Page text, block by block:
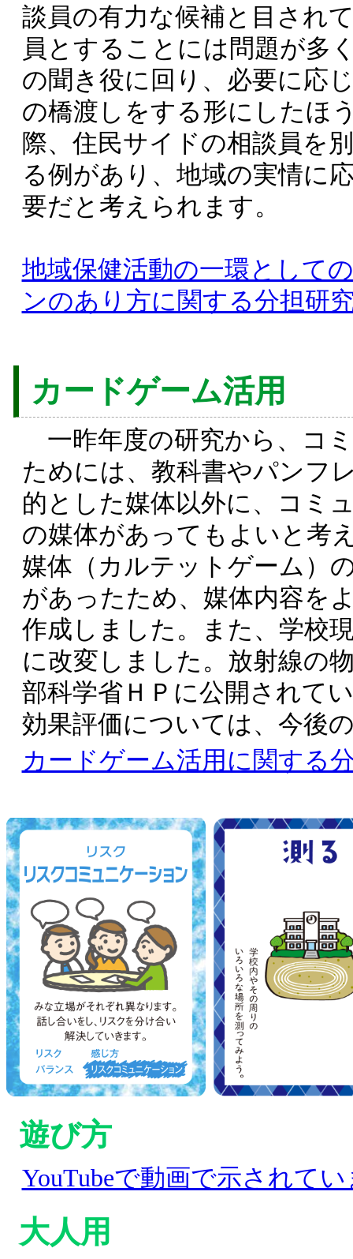
談員の有力な候補と目され
員とすることには問題が多
の聞き役に回り、必要に応
の橋渡しをする形にしたほ
際、住民サイドの相談員を
る例があり、地域の実情に
要だと考えられます。
地域保健活動の一環として
ンのあり方に関する分担研
カードゲーム活用
一昨年度の研究から、コ
ためには、教科書やパンフ
的とした媒体以外に、コミ
の媒体があってもよいと考
媒体（カルテットゲーム）
があったため、媒体内容を
作成しました。また、学校
に改変しました。放射線の
部科学省ＨＰに公開されて
効果評価については、今後
カードゲーム活用に関する
遊び方
YouTubeで動画で示されて
大人用